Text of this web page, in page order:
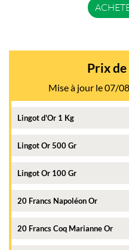
Prix
Mise à jour le 07/
Lingot d'Or 1 Kg
Lingot Or 500 Gr
Lingot Or 100 Gr
20 Francs Napoléon Or
20 Francs Coq Marianne Or